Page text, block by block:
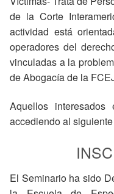
de la Corte
actividad está
operadores del
vinculadas a la
de Abogacía de la
Aquellos
accediendo al
El Seminario ha sido